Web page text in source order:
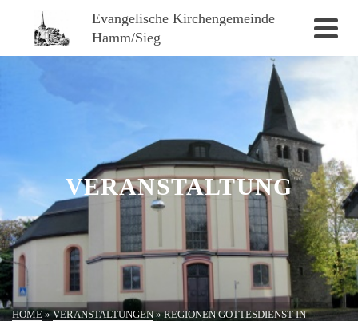
Evangelische Kirchengemeinde
Hamm/Sieg
VERANSTALTUNG
HOME » VERANSTALTUNGEN » REGIONEN GOTTESDIENST IN